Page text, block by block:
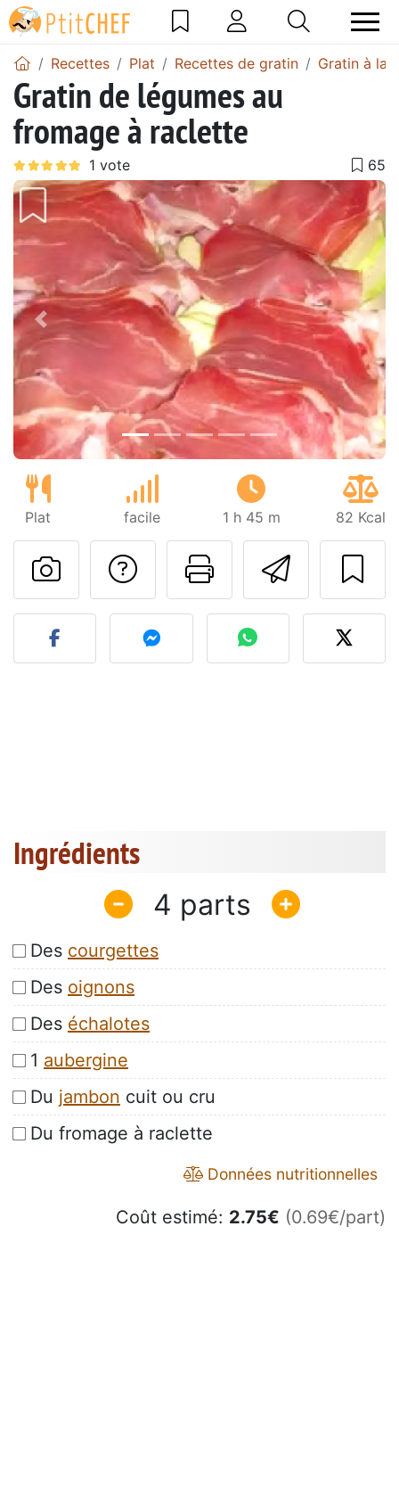
Recettes Plat Recettes de gratin Gratin à la
Gratin de légumes au
fromage à raclette
Précédent
Plat facile 1 h 45 m 82 Kcal
Imprimer
Poser une
Publier votre photo de
Ingrédients
4
Des courgettes
Des oignons
Des échalotes
1 aubergine
Du jambon cuit ou cru
Du fromage à raclette
Données nutritionnelles
Coût estimé: 2.75€ (0.69€/part)